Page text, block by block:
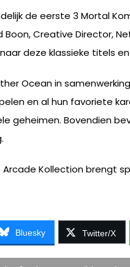
de eerste 3 Mortal
Boon, Creative Director,
deze klassieke titels
Ocean in
en al hun favoriete
geheimen. Bovendien
Kollection brengt
Bluesky Twitter/X